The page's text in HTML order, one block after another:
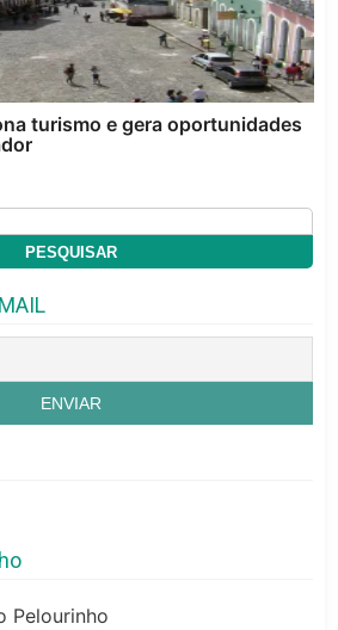
turismo e gera oportunidades
Pelourinho